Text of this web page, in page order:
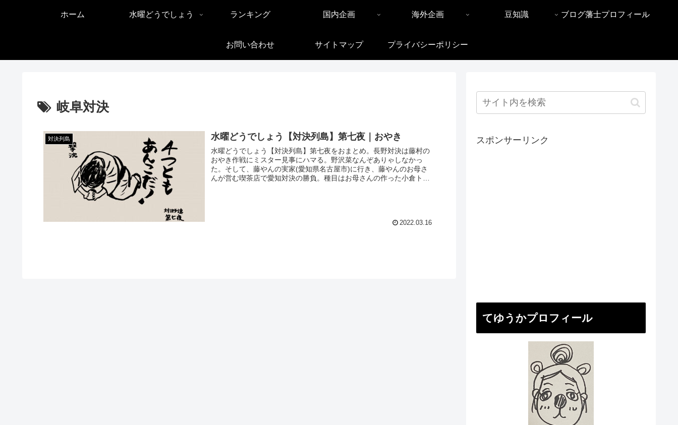
ホーム 水曜どうでしょう ランキング 国内企画 海外企画 豆知識 ブログ藩士プロフィール
お問い合わせ サイトマップ プライバシーポリシー
岐阜対決
対決列島 水曜どうでしょう【対決列島】第七夜｜おやき
水曜どうでしょう【対決列島】第七夜をおまとめ。長野対決は藤村の
おやき作戦にミスター見事にハマる。野沢菜なんぞありゃしなかっ
た。そして、藤やんの実家(愛知県名古屋市)に行き、藤やんのお母さ
んが営む喫茶店で愛知対決の勝負。種目はお母さんの作った小倉トー
2022.03.16
スポンサーリンク
てゆうかプロフィール